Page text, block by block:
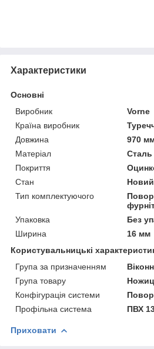
Характеристики
Основні
Виробник
Vorne
Країна виробник
Довжина
970
Матеріал
Сталь
Покриття
Стан
Новий
Тип комплектуючого
Упаковка
Без
Ширина
16 мм
Користувальницькі
Група за призначенням
Група товару
Конфігурація системи
Профільна система
ПВХ
Приховати